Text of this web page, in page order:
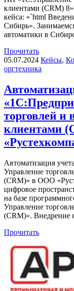
клиентами (CRM)
кейса: «`html
Сибирь».
автоматики в
Прочитать
05.07.2024 Кейсы,
оргтехника
торговлей и
клиентами
Автоматизация
Управление
(CRM)» в ООО
цифровое
на базе
Управление
(CRM)».
Прочитать